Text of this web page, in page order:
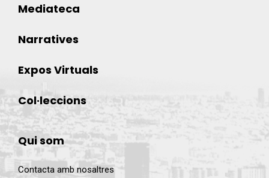
Mediateca
Narratives
Expos Virtuals
Col·leccions
Qui som
Contacta amb nosaltres